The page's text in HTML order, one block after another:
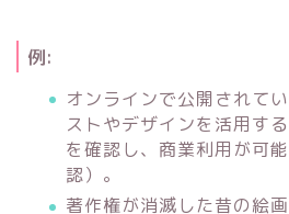
例:
オンラインで公開されて
ストやデザインを活用す
を確認し、商業利用が可
認）。
著作権が消滅した昔の絵